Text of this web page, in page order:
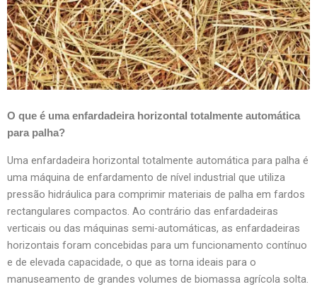
O que é uma enfardadeira horizontal totalmente automática
para palha?
Uma enfardadeira horizontal totalmente automática para palha é
uma máquina de enfardamento de nível industrial que utiliza
pressão hidráulica para comprimir materiais de palha em fardos
rectangulares compactos. Ao contrário das enfardadeiras
verticais ou das máquinas semi-automáticas, as enfardadeiras
horizontais foram concebidas para um funcionamento contínuo
e de elevada capacidade, o que as torna ideais para o
manuseamento de grandes volumes de biomassa agrícola solta.